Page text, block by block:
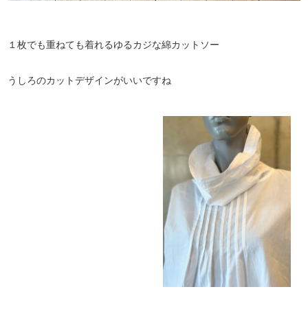
１枚でも重ねても着れるゆるカジな綿カットソー
うしろのカットデザインがいいですね